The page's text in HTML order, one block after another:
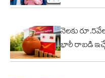
నెలకు
భారీ రాబడి